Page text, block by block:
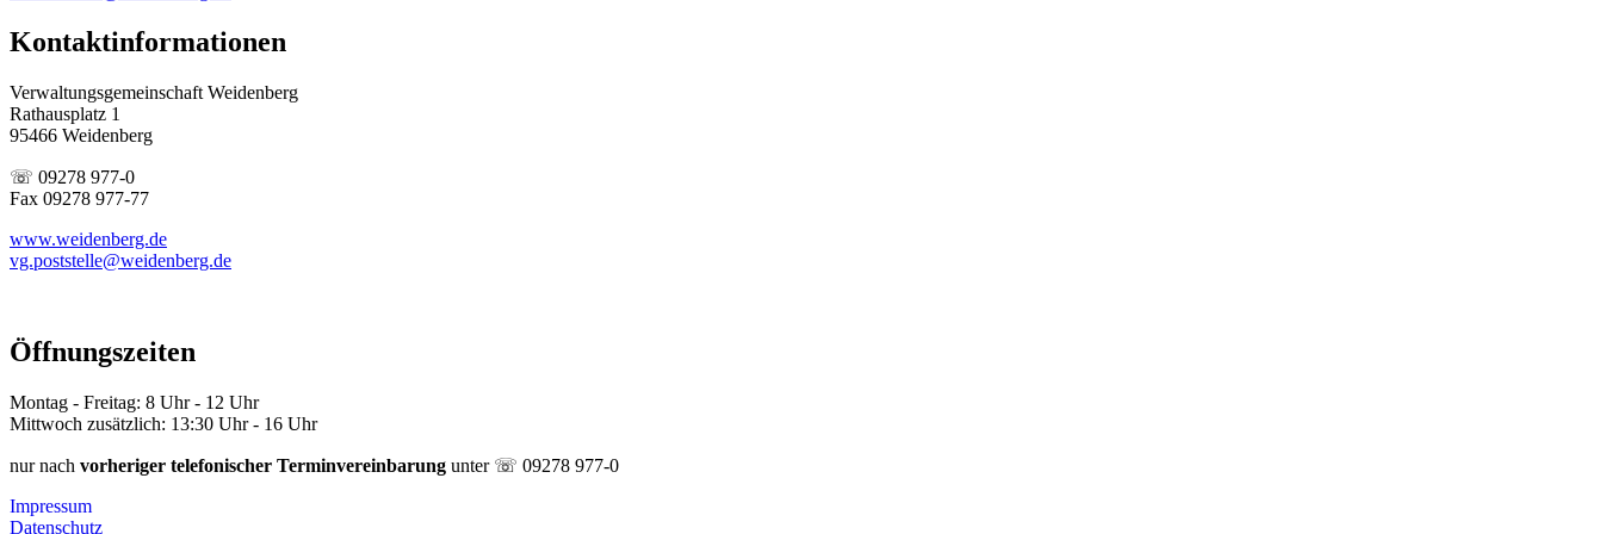
Kontaktinformationen
Verwaltungsgemeinschaft Weidenberg
Rathausplatz 1
95466 Weidenberg
☏ 09278 977-0
Fax 09278 977-77
www.weidenberg.de
vg.poststelle@weidenberg.de
Öffnungszeiten
Montag - Freitag: 8 Uhr - 12 Uhr
Mittwoch zusätzlich: 13:30 Uhr - 16 Uhr
nur nach vorheriger telefonischer Terminvereinbarung unter ☏ 09278 977-0
Impressum
Datenschutz